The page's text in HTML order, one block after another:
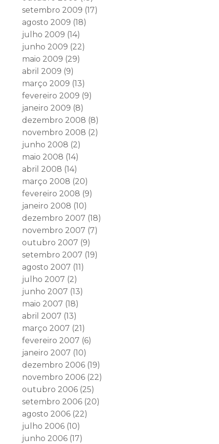
setembro 2009 (17)
agosto 2009 (18)
julho 2009 (14)
junho 2009 (22)
maio 2009 (29)
abril 2009 (9)
março 2009 (13)
fevereiro 2009 (9)
janeiro 2009 (8)
dezembro 2008 (8)
novembro 2008 (2)
junho 2008 (2)
maio 2008 (14)
abril 2008 (14)
março 2008 (20)
fevereiro 2008 (9)
janeiro 2008 (10)
dezembro 2007 (18)
novembro 2007 (7)
outubro 2007 (9)
setembro 2007 (19)
agosto 2007 (11)
julho 2007 (2)
junho 2007 (13)
maio 2007 (18)
abril 2007 (13)
março 2007 (21)
fevereiro 2007 (6)
janeiro 2007 (10)
dezembro 2006(19)
novembro 2006(22)
outubro 2006(25)
setembro 2006(20)
agosto 2006(22)
julho 2006(10)
junho 2006(17)